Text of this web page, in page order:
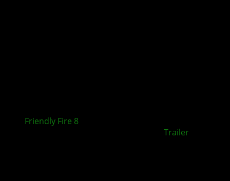
Friendly Fire 8
Trailer